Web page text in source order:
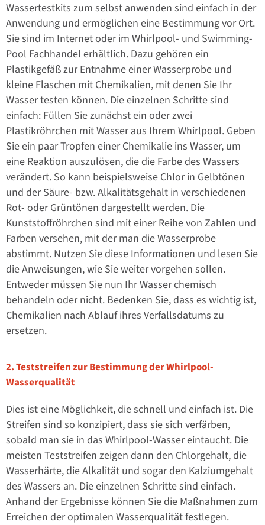
Wassertestkits zum selbst anwenden sind einfach in der
Anwendung und ermöglichen eine Bestimmung vor Ort.
Sie sind im Internet oder im Whirlpool- und Swimming-
Pool Fachhandel erhältlich. Dazu gehören ein
Plastikgefäß zur Entnahme einer Wasserprobe und
kleine Flaschen mit Chemikalien, mit denen Sie Ihr
Wasser testen können. Die einzelnen Schritte sind
einfach: Füllen Sie zunächst ein oder zwei
Plastikröhrchen mit Wasser aus Ihrem Whirlpool. Geben
Sie ein paar Tropfen einer Chemikalie ins Wasser, um
eine Reaktion auszulösen, die die Farbe des Wassers
verändert. So kann beispielsweise Chlor in Gelbtönen
und der Säure- bzw. Alkalitätsgehalt in verschiedenen
Rot- oder Grüntönen dargestellt werden. Die
Kunststoffröhrchen sind mit einer Reihe von Zahlen und
Farben versehen, mit der man die Wasserprobe
abstimmt. Nutzen Sie diese Informationen und lesen Sie
die Anweisungen, wie Sie weiter vorgehen sollen.
Entweder müssen Sie nun Ihr Wasser chemisch
behandeln oder nicht. Bedenken Sie, dass es wichtig ist,
Chemikalien nach Ablauf ihres Verfallsdatums zu
ersetzen.
2. Teststreifen zur Bestimmung der Whirlpool-
Wasserqualität
Dies ist eine Möglichkeit, die schnell und einfach ist. Die
Streifen sind so konzipiert, dass sie sich verfärben,
sobald man sie in das Whirlpool-Wasser eintaucht. Die
meisten Teststreifen zeigen dann den Chlorgehalt, die
Wasserhärte, die Alkalität und sogar den Kalziumgehalt
des Wassers an. Die einzelnen Schritte sind einfach.
Anhand der Ergebnisse können Sie die Maßnahmen zum
Erreichen der optimalen Wasserqualität festlegen.